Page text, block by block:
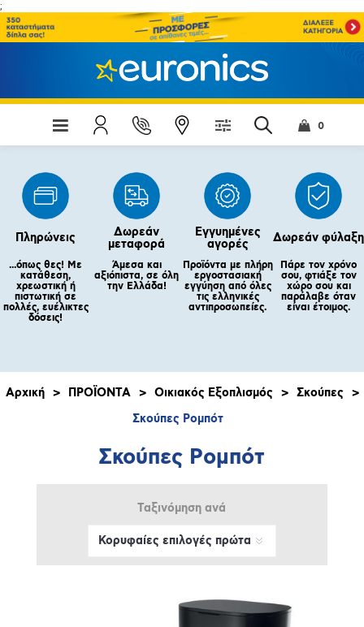
;
0
Πληρώνεις
...όπως θες! Με
κατάθεση,
χρεωστική ή
πιστωτική σε
πολλές, ευέλικτες
δόσεις!
Δωρεάν
μεταφορά
Άμεσα και
αξιόπιστα, σε όλη
την Ελλάδα!
Εγγυημένες
αγορές
Προϊόντα με πλήρη
εργοστασιακή
εγγύηση από όλες
τις ελληνικές
αντιπροσωπείες.
Δωρεάν φύλαξη
Πάρε τον χρόνο
σου, φτιάξε τον
χώρο σου και
παράλαβε όταν
είναι έτοιμος.
Αρχική > ΠΡΟΪΟΝΤΑ > Οικιακός Εξοπλισμός > Σκούπες
>
Σκούπες Ρομπότ
Σκούπες Ρομπότ
Ταξινόμηση ανά